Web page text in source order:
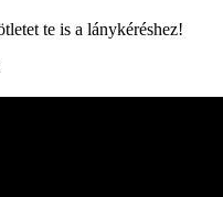
te is a lánykéréshez!